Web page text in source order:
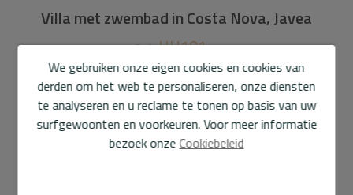
Villa met zwembad in Costa Nova, Javea
Ref.HH101
495.000 €
134 m2 987 m2 4 3
We gebruiken onze eigen cookies en cookies van
derden om het web te personaliseren, onze diensten
te analyseren en u reclame te tonen op basis van uw
surfgewoonten en voorkeuren. Voor meer informatie
bezoek onze Cookiebeleid